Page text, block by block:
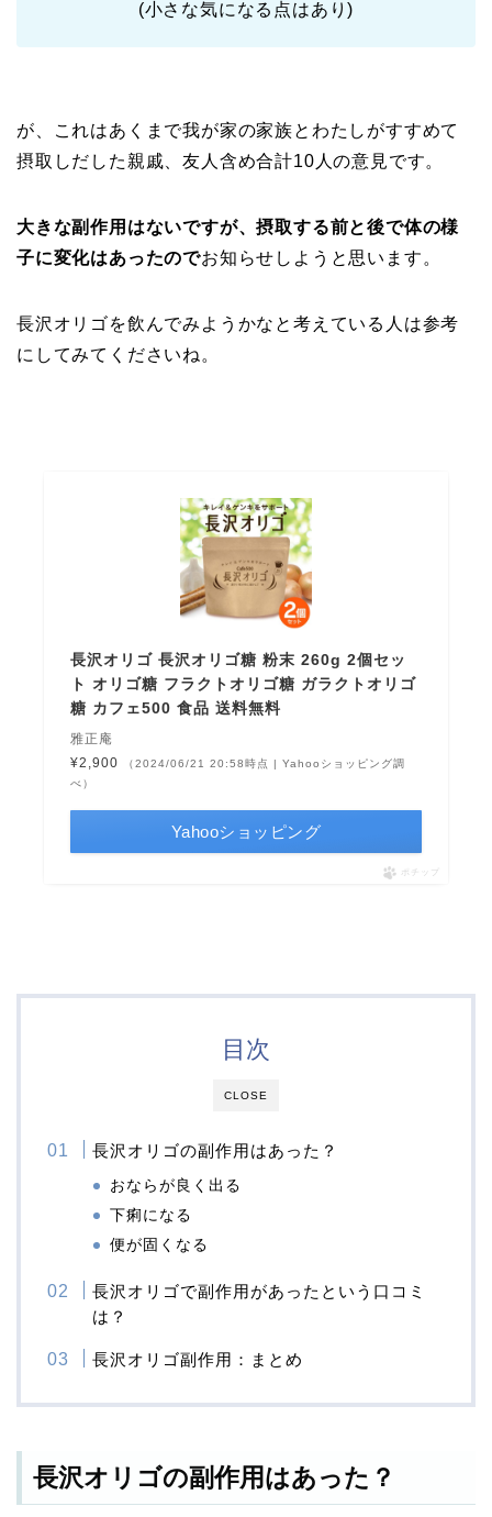
(小さな気になる点はあり)
が、これはあくまで我が家の家族とわたしがすすめて
摂取しだした親戚、友人含め合計10人の意見です。
大きな副作用はないですが、摂取する前と後で体の様
子に変化はあったのでお知らせしようと思います。
長沢オリゴを飲んでみようかなと考えている人は参考
にしてみてくださいね。
長沢オリゴ 長沢オリゴ糖 粉末 260g 2個セッ
ト オリゴ糖 フラクトオリゴ糖 ガラクトオリゴ
糖 カフェ500 食品 送料無料
雅正庵
¥2,900
（2024/06/21 20:58時点 | Yahooショッピング調
べ）
Yahooショッピング
ポチップ
CLOSE
目次
長沢オリゴの副作用はあった？
おならが良く出る
下痢になる
便が固くなる
長沢オリゴで副作用があったという口コミ
は？
長沢オリゴ副作用：まとめ
長沢オリゴの副作用はあった？